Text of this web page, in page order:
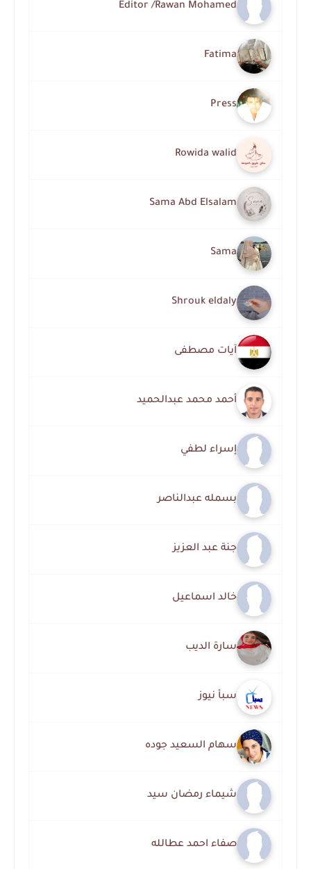
Editor /Rawan Mohamed
Fatima
Press
Rowida walid
Sama Abd Elsalam
Sama
Shrouk eldaly
آيات مصطفى
أحمد محمد عبدالحميد
إسراء لطفي
بسمله عبدالناصر
جنة عبد العزيز
خالد اسماعيل
سارة الديب
سبأ نيوز
سهام السعيد جوده
شيماء رمضان سيد
صفاء احمد عطالله